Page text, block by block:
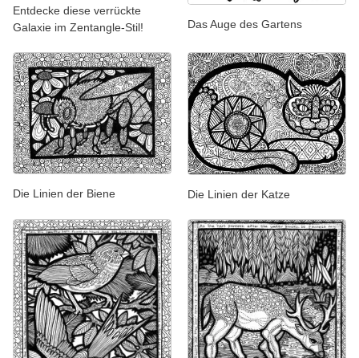
Entdecke diese verrückte
Galaxie im Zentangle-Stil!
Das Auge des Gartens
Die Linien der Biene Die Linien der Katze